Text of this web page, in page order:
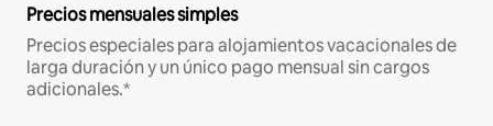
Precios mensuales simples
Precios especiales para alojamientos vacacionales de
larga duración y un único pago mensual sin cargos
adicionales.*